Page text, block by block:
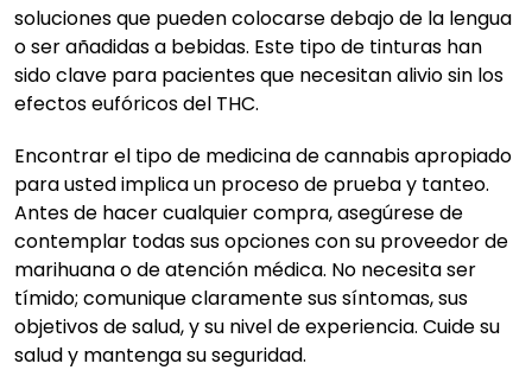
soluciones que pueden colocarse debajo de la lengua
o ser añadidas a bebidas. Este tipo de tinturas han
sido clave para pacientes que necesitan alivio sin los
efectos eufóricos del THC.
Encontrar el tipo de medicina de cannabis apropiado
para usted implica un proceso de prueba y tanteo.
Antes de hacer cualquier compra, asegúrese de
contemplar todas sus opciones con su proveedor de
marihuana o de atención médica. No necesita ser
tímido; comunique claramente sus síntomas, sus
objetivos de salud, y su nivel de experiencia. Cuide su
salud y mantenga su seguridad.